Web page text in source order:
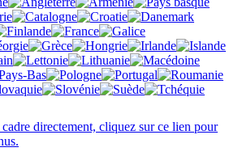
directement, cliquez sur ce lien pour